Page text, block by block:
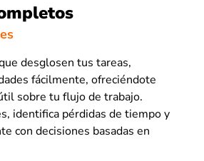
desglosen tus tareas,
fácilmente, ofreciéndote
sobre tu flujo de trabajo.
identifica pérdidas de tiempo y
con decisiones basadas en